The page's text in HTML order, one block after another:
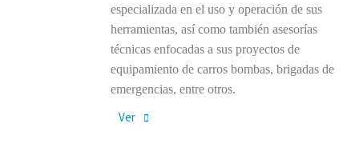
especializada en el uso y operación de sus
herramientas, así como también asesorías
técnicas enfocadas a sus proyectos de
equipamiento de carros bombas, brigadas de
emergencias, entre otros.
Ver